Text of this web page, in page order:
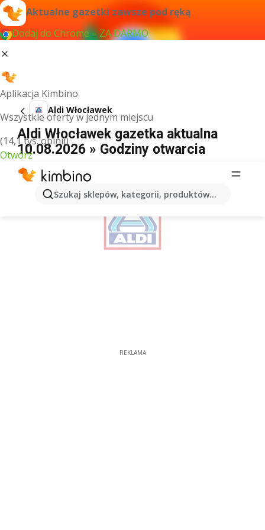
Aktualne gazetki zawsze pod ręką
Dodaj do Chrome – ZA DARMO
Aplikacja Kimbino
Wszystkie oferty w jednym miejscu
(14,1 tys. opinii)
Otwórz
Szukaj sklepów, kategorii, produktów...
Aldi Włocławek
Aldi Włocławek gazetka aktualna
10.08.2026 » Godziny otwarcia
REKLAMA